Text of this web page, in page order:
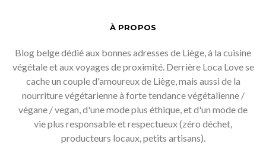
À PROPOS
Blog belge dédié aux bonnes adresses de Liège, à la cuisine
végétale et aux voyages de proximité. Derrière Loca Love se
cache un couple d'amoureux de Liège, mais aussi de la
nourriture végétarienne à forte tendance végétalienne /
végane / vegan, d'une mode plus éthique, et d'un mode de
vie plus responsable et respectueux (zéro déchet,
producteurs locaux, petits artisans).